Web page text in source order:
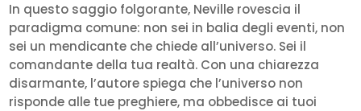
In questo saggio folgorante, Neville rovescia il
paradigma comune: non sei in balia degli eventi, non
sei un mendicante che chiede all’universo. Sei il
comandante della tua realtà. Con una chiarezza
disarmante, l’autore spiega che l’universo non
risponde alle tue preghiere, ma obbedisce ai tuoi